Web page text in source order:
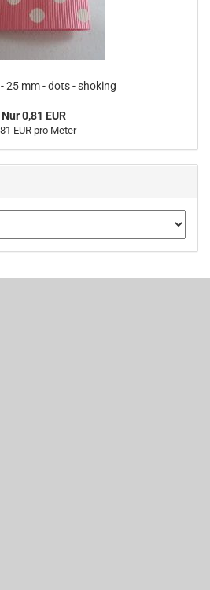
25 mm - dots - shoking
Nur 0,81 EUR
EUR pro Meter